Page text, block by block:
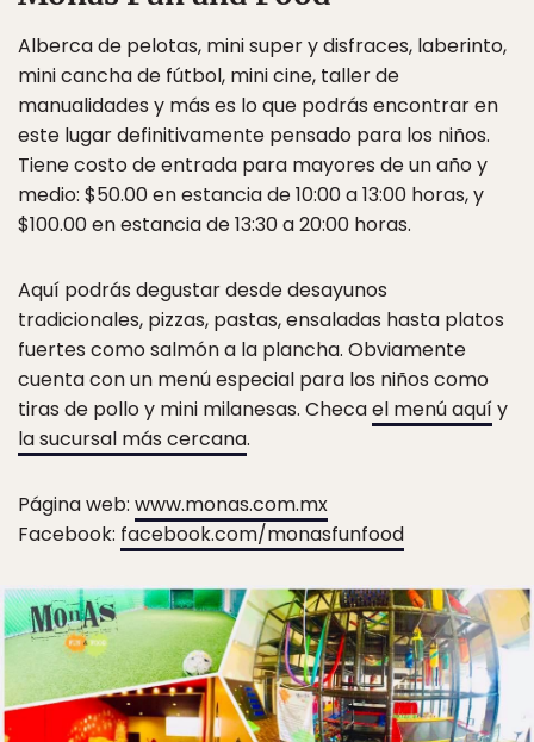
Alberca de pelotas, mini super y disfraces, laberinto,
mini cancha de fútbol, mini cine, taller de
manualidades y más es lo que podrás encontrar en
este lugar definitivamente pensado para los niños.
Tiene costo de entrada para mayores de un año y
medio: $50.00 en estancia de 10:00 a 13:00 horas, y
$100.00 en estancia de 13:30 a 20:00 horas.
Aquí podrás degustar desde desayunos
tradicionales, pizzas, pastas, ensaladas hasta platos
fuertes como salmón a la plancha. Obviamente
cuenta con un menú especial para los niños como
tiras de pollo y mini milanesas. Checael menú aquíy
la sucursal más cercana.
Página web: www.monas.com.mx
Facebook: facebook.com/monasfunfood